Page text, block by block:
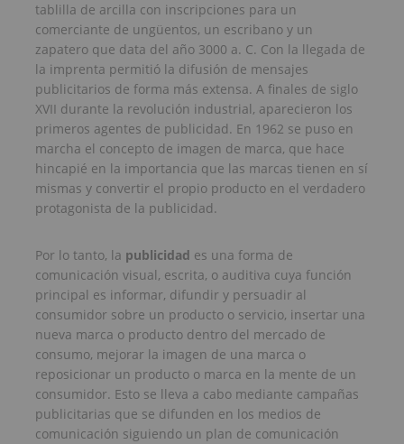
tablilla de arcilla con inscripciones para un
comerciante de ungüentos, un escribano y un
zapatero que data del año 3000 a. C. Con la llegada de
la imprenta permitió la difusión de mensajes
publicitarios de forma más extensa. A finales de siglo
XVII durante la revolución industrial, aparecieron los
primeros agentes de publicidad. En 1962 se puso en
marcha el concepto de imagen de marca, que hace
hincapié en la importancia que las marcas tienen en sí
mismas y convertir el propio producto en el verdadero
protagonista de la publicidad.
Por lo tanto, la publicidad es una forma de
comunicación visual, escrita, o auditiva cuya función
principal es informar, difundir y persuadir al
consumidor sobre un producto o servicio, insertar una
nueva marca o producto dentro del mercado de
consumo, mejorar la imagen de una marca o
reposicionar un producto o marca en la mente de un
consumidor. Esto se lleva a cabo mediante campañas
publicitarias que se difunden en los medios de
comunicación siguiendo un plan de comunicación